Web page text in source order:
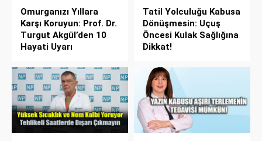
Omurganızı Yıllara
Karşı Koruyun: Prof. Dr.
Turgut Akgül’den 10
Hayati Uyarı
Tatil Yolculuğu Kabusa
Dönüşmesin: Uçuş
Öncesi Kulak Sağlığına
Dikkat!